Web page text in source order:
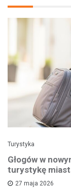
Turystyka
Głogów w
turystykę
27 maja 2026